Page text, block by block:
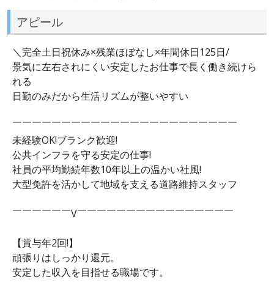
アピール
＼完全土日祝休み×残業ほぼなし×年間休日125日/
景気に左右されにくい安定したお仕事で長く働き続けら
れる
日勤のみだから生活リズムが整いやすい
￣￣￣￣￣￣￣￣￣￣￣￣￣￣￣￣￣￣￣￣￣￣￣
未経験OK!ブランク歓迎!
公共インフラを守る安定の仕事!
社員の平均勤続年数10年以上の温かい社風!
大型免許を活かして地域を支える道路維持スタッフ
￣￣￣￣￣￣V￣￣￣￣￣￣￣￣￣￣￣￣￣￣￣￣
【賞与年2回!】
頑張りはしっかり還元。
安定した収入を目指せる職場です。